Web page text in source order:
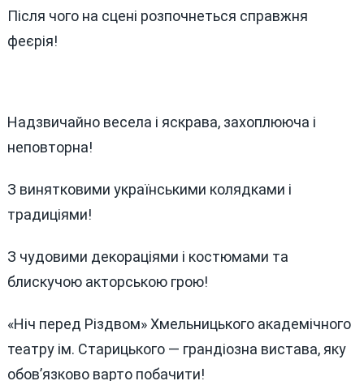
Після чого на сцені розпочнеться справжня
феєрія!
Надзвичайно весела і яскрава, захоплююча і
неповторна!
З винятковими українськими колядками і
традиціями!
З чудовими декораціями і костюмами та
блискучою акторською грою!
«Ніч перед Різдвом» Хмельницького академічного
театру ім. Старицького — грандіозна вистава, яку
обов’язково варто побачити!